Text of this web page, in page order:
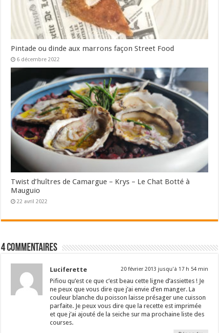
Pintade ou dinde aux marrons façon Street Food
6 décembre 2022
Twist d’huîtres de Camargue – Krys – Le Chat Botté à
Mauguio
22 avril 2022
4 commentaires
Luciferette 20 février 2013 jusqu'à 17 h 54 min
Pifiou qu’est ce que c’est beau cette ligne d’assiettes ! Je
ne peux que vous dire que j’ai envie d’en manger. La
couleur blanche du poisson laisse présager une cuisson
parfaite. Je peux vous dire que la recette est imprimée
et que j’ai ajouté de la seiche sur ma prochaine liste des
courses.